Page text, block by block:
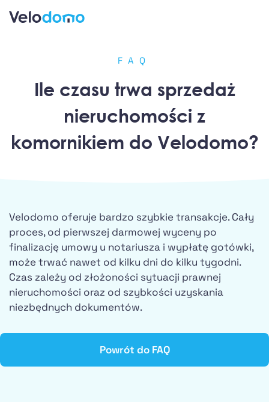
FAQ
Ile czasu trwa sprzedaż
nieruchomości z
komornikiem do Velodomo?
Velodomo oferuje bardzo szybkie transakcje. Cały
proces, od pierwszej darmowej wyceny po
finalizację umowy u notariusza i wypłatę gotówki,
może trwać nawet od kilku dni do kilku tygodni.
Czas zależy od złożoności sytuacji prawnej
nieruchomości oraz od szybkości uzyskania
niezbędnych dokumentów.
Powrót do FAQ